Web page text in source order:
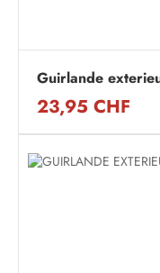
Guirlande
23,95 CHF